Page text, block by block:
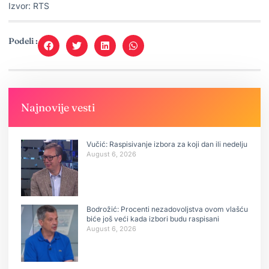
Izvor: RTS
Podeli :
Najnovije vesti
Vučić: Raspisivanje izbora za koji dan ili nedelju
August 6, 2026
Bodrožić: Procenti nezadovoljstva ovom vlašću
biće još veći kada izbori budu raspisani
August 6, 2026